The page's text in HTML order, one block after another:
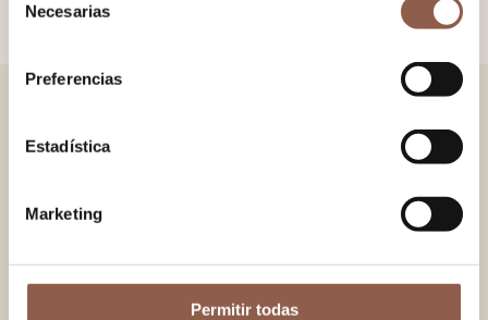
Necesarias
Preferencias
Estadística
Marketing
Permitir todas